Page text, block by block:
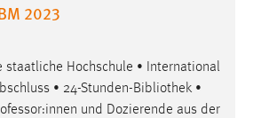
2023
staatliche Hochschule • International
• 24-Stunden-Bibliothek •
und Dozierende aus der